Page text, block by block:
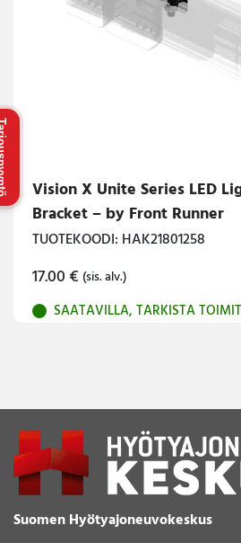
Vision X Unite Series LED
Bracket – by Front Runner
TUOTEKOODI: HAK21801258
17.00€ (sis. alv.)
SAATAVILLA, TARKISTA
Suomen Hyötyajoneuvokeskus